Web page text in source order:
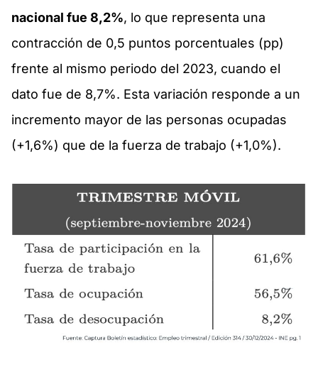
nacional fue 8,2%, lo que representa una
contracción de 0,5 puntos porcentuales (pp)
frente al mismo periodo del 2023, cuando el
dato fue de 8,7%. Esta variación responde a un
incremento mayor de las personas ocupadas
(+1,6%) que de la fuerza de trabajo (+1,0%).